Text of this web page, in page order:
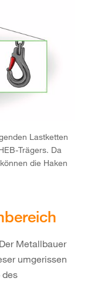
Lastketten
Trägers. Da
die Haken
Metallbauer
umgerissen
des